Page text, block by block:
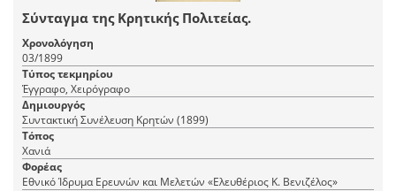
Σύνταγμα της Κρητικής Πολιτείας.
Χρονολόγηση
03/1899
Τύπος τεκμηρίου
Έγγραφο, Χειρόγραφο
Δημιουργός
Συντακτική Συνέλευση Κρητών (1899)
Τόπος
Χανιά
Φορέας
Εθνικό Ίδρυμα Ερευνών και Μελετών «Ελευθέριος Κ. Βενιζέλος»